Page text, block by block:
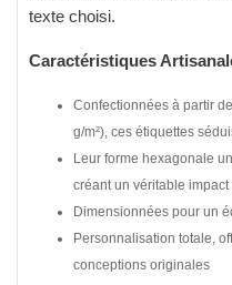
texte choisi.
Caractéristiques
Confectionnées à partir
g/m²), ces étiquettes
Leur forme hexagonale
créant un véritable impact
Dimensionnées pour un
Personnalisation totale,
conceptions originales